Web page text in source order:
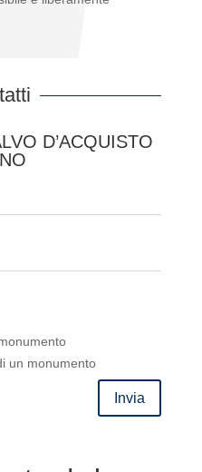
D’ACQUISTO
un monumento
Invia